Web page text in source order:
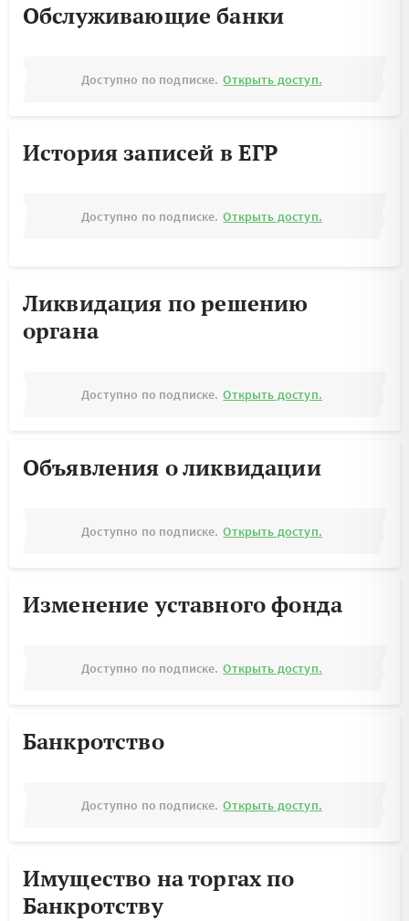
Обслуживающие банки
Доступно по подписке. Открыть доступ.
История записей в ЕГР
Доступно по подписке. Открыть доступ.
Ликвидация по решению
органа
Доступно по подписке. Открыть доступ.
Объявления о ликвидации
Доступно по подписке. Открыть доступ.
Изменение уставного фонда
Доступно по подписке. Открыть доступ.
Банкротство
Доступно по подписке. Открыть доступ.
Имущество на торгах по
Банкротству